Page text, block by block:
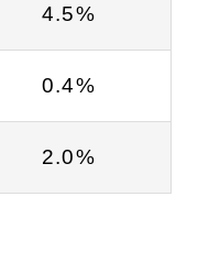
4.5%
0.4%
2.0%